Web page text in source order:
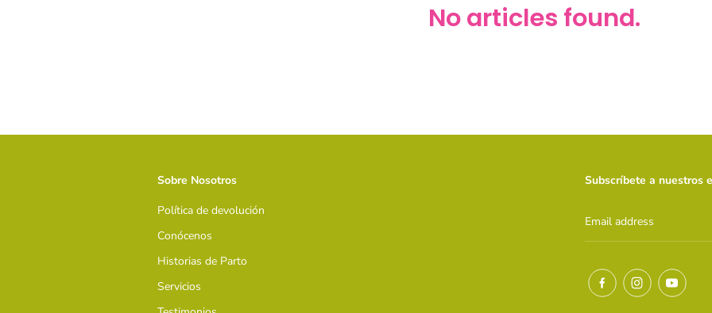
No articles found.
Sobre Nosotros
Política de devolución
Conócenos
Historias de Parto
Servicios
Subscríbete a nuestros